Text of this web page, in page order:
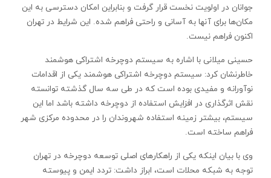
جوانان در اولویت نخست قرار گرفت و بنابراین امکان دسترسی به این
مکان‌ها برای آنها به آسانی و راحتی فراهم شده. این شرایط در تهران
اکنون فراهم نیست.
حسینی میلانی با اشاره به سیستم دوچرخه اشتراکی هوشمند
خاطرنشان کرد: سیستم دوچرخه اشتراکی هوشمند یکی از اقدامات
نوآورانه و مفیدی بوده است که در طی سه سال گذشته توانسته
نقش اثرگذاری در افزایش استفاده از دوچرخه داشته باشد اما این
سیستم، بیشتر زمینه استفاده شهروندان را در محدوده مرکزی شهر
فراهم ساخته است.
وی با بیان اینکه یکی از راهکارهای اصلی توسعه دوچرخه در تهران
توجه به شبکه محلات است، ابراز داشت: تردد ایمن و پیوسته